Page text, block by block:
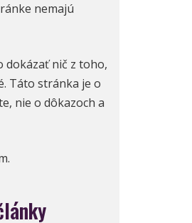
nemajú
dokázať nič z toho,
Táto stránka je o
nie o dôkazoch a